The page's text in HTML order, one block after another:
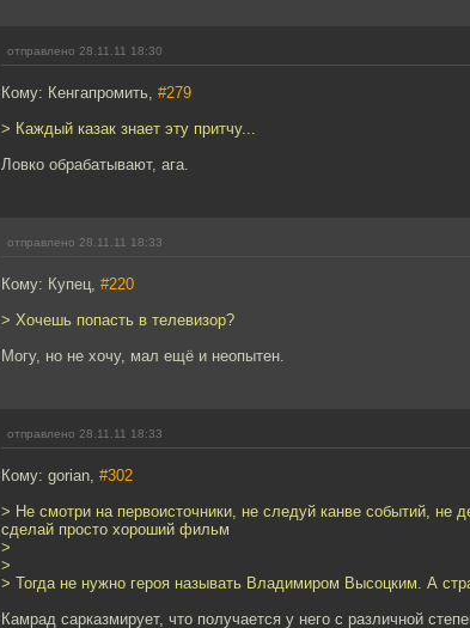
отправлено 28.11.11 18:30
Кому: Кенгапромить, #279
> Каждый казак знает эту притчу...
Ловко обрабатывают, ага.
отправлено 28.11.11 18:33
Кому: Купец, #220
> Хочешь попасть в телевизор?
Могу, но не хочу, мал ещё и неопытен.
отправлено 28.11.11 18:33
Кому: gorian, #302
> Не смотри на первоисточники, не следуй канве событий, не
сделай просто хороший фильм
>
>
> Тогда не нужно героя называть Владимиром Высоцким. А
Камрад сарказмирует, что получается у него с различной